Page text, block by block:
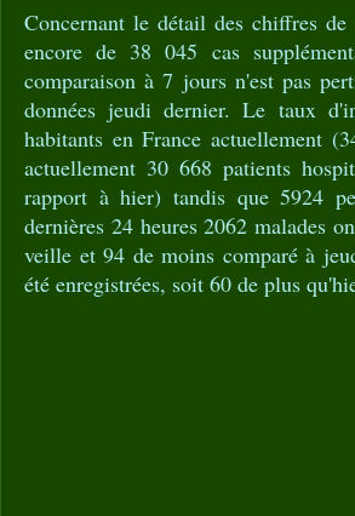
Concernant le détail des chiffres
encore de 38 045 cas
comparaison à 7 jours n'est pas
données jeudi dernier. Le taux
habitants en France actuellement
actuellement 30 668 patients
rapport à hier) tandis que 5924
dernières 24 heures 2062 malades
veille et 94 de moins comparé à
été enregistrées, soit 60 de plus